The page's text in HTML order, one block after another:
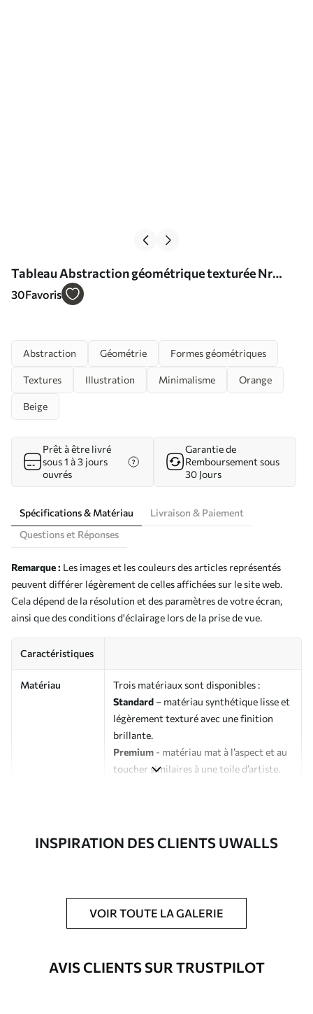
Tableau Abstraction géométrique texturée Nr
s37284
30Favoris
Abstraction Géométrie Formes géométriques
Textures Illustration Minimalisme Orange
Beige
Prêt à être livré
sous 1 à 3 jours
ouvrés
Garantie de
Remboursement sous
30 Jours
Spécifications & Matériau
Livraison & Paiement
Questions et Réponses
Remarque : Les images et les couleurs des articles représentés
peuvent différer légèrement de celles affichées sur le site web.
Cela dépend de la résolution et des paramètres de votre écran,
ainsi que des conditions d'éclairage lors de la prise de vue.
Caractéristiques
Matériau
Trois matériaux sont disponibles :
Standard – matériau synthétique lisse et
légèrement texturé avec une finition
brillante.
Premium - matériau mat à l’aspect et au
toucher similaires à une toile d’artiste.
Possibilité d'ajouter un vernis
protecteur pour renforcer la durabilité
du tableau.
Matériaux disponibles
INSPIRATION DES CLIENTS UWALLS
VOIR TOUTE LA GALERIE
AVIS CLIENTS SUR TRUSTPILOT